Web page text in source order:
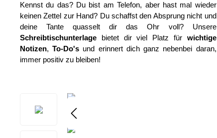
Kennst du das? Du bist am Telefon, aber hast mal wieder
keinen Zettel zur Hand? Du schaffst den Absprung nicht und
deine Tante quasselt dir das Ohr voll? Unsere
Schreibtischunterlage bietet dir viel Platz für wichtige
Notizen,To-Do's und erinnert dich ganz nebenbei daran,
immer positiv zu bleiben!